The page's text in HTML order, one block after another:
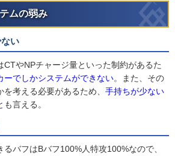
ムの弱み
い
CTやNPチャージ量といった制約があるた
ーでしかシステムができない。また、その
考える必要があるため、 手持ちが少ない
も言える。
バフはBバフ100%人特攻100%なので、